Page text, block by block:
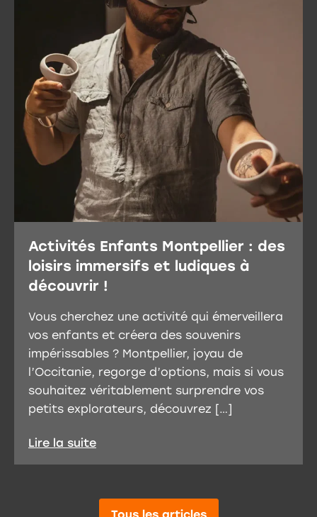
Activités Enfants Montpellier : des
loisirs immersifs et ludiques à
découvrir !
Vous cherchez une activité qui émerveillera
vos enfants et créera des souvenirs
impérissables ? Montpellier, joyau de
l’Occitanie, regorge d’options, mais si vous
souhaitez véritablement surprendre vos
petits explorateurs, découvrez […]
Lire la suite